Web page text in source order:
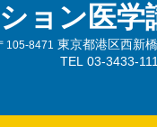
ョン医学
105-8471
東京都港区西新
TEL 03-3433-